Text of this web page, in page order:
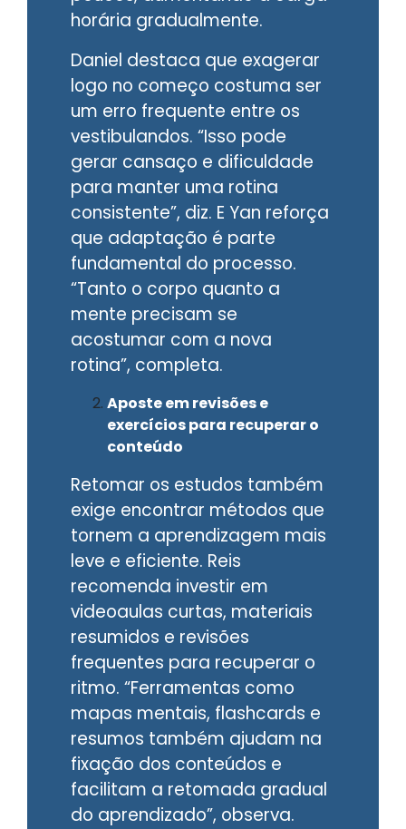
horária gradualmente.
Daniel destaca que exagerar
logo no começo costuma ser
um erro frequente entre os
vestibulandos. “Isso pode
gerar cansaço e dificuldade
para manter uma rotina
consistente”, diz. E Yan reforça
que adaptação é parte
fundamental do processo.
“Tanto o corpo quanto a
mente precisam se
acostumar com a nova
rotina”, completa.
Aposte em revisões e
exercícios para recuperar o
conteúdo
Retomar os estudos também
exige encontrar métodos que
tornem a aprendizagem mais
leve e eficiente. Reis
recomenda investir em
videoaulas curtas, materiais
resumidos e revisões
frequentes para recuperar o
ritmo. “Ferramentas como
mapas mentais, flashcards e
resumos também ajudam na
fixação dos conteúdos e
facilitam a retomada gradual
do aprendizado”, observa.